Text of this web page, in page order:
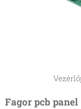
Fagor pcb panel